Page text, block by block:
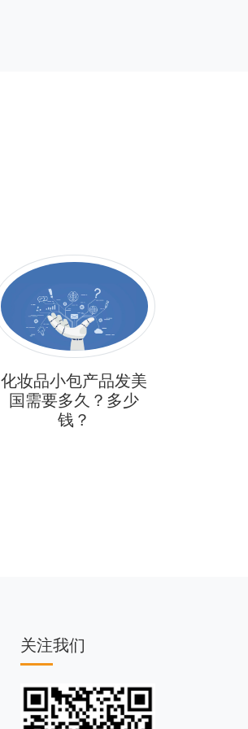
化妆品小包产品发美
国需要多久？多少
钱？
关注我们